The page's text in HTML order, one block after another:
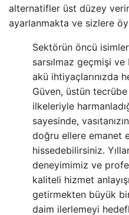
alternatifler üst düzey
ayarlanmakta ve sizlere
Sektörün öncü
sarsılmaz geçmişi ve
akü ihtiyaçlarınızda
Güven, üstün
ilkeleriyle
sayesinde,
doğru ellere emanet
hissedebilirsiniz.
deneyimimiz ve
kaliteli hizmet
getirmekten büyük
daim ilerlemeyi